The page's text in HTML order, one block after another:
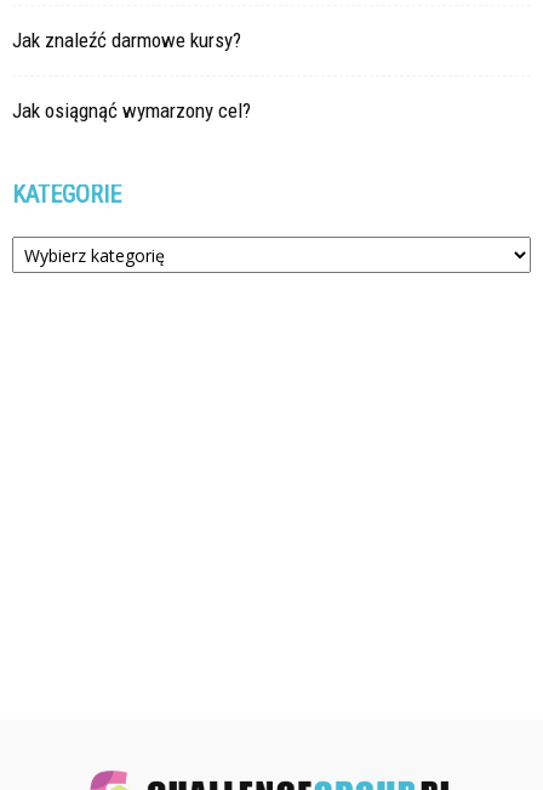
Jak znaleźć darmowe kursy?
Jak osiągnąć wymarzony cel?
KATEGORIE
Kategorie